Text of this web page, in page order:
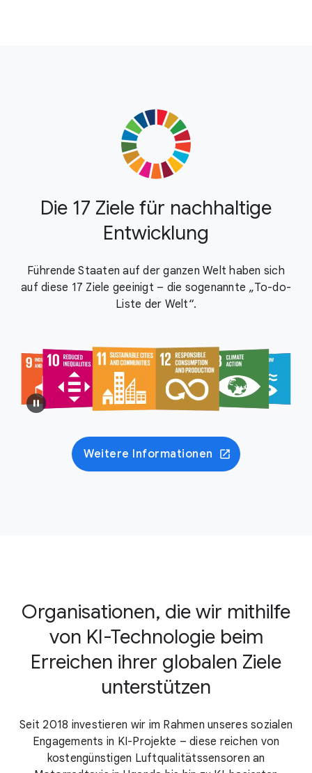
Die 17 Ziele für nachhaltige
Entwicklung
Führende Staaten auf der ganzen Welt haben sich
auf diese 17 Ziele geeinigt – die sogenannte „To-do-
Liste der Welt“.
Weitere Informationen
Organisationen, die wir mithilfe
von KI-Technologie beim
Erreichen ihrer globalen Ziele
unterstützen
Seit 2018 investieren wir im Rahmen unseres sozialen
Engagements in KI-Projekte – diese reichen von
kostengünstigen Luftqualitätssensoren an